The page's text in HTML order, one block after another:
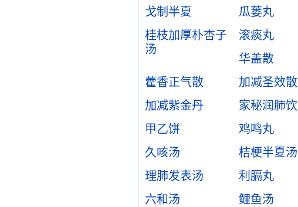
戈制半夏
瓜蒌丸
桂枝加厚朴杏子
汤
滚痰丸
华盖散
藿香正气散
加减圣效散
加减紫金丹
家秘润肺饮
甲乙饼
鸡鸣丸
久咳汤
桔梗半夏汤
理肺发表汤
利膈丸
六和汤
鲤鱼汤